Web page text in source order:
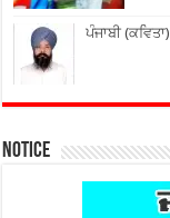
ਪੰਜਾਬੀ (ਕਵਿਤਾ)
Notice